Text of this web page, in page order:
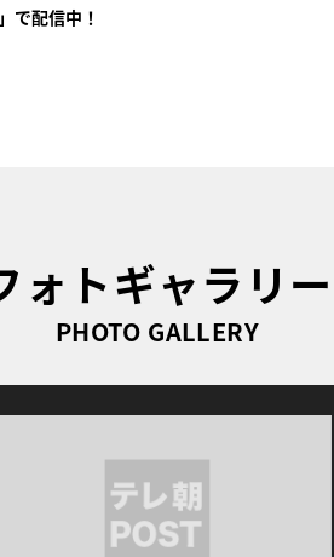
」で配信中！
ォトギャラリー
PHOTO GALLERY